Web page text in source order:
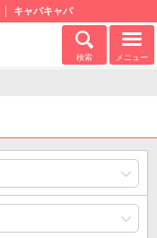
キャバキャバ
検索 メニュー